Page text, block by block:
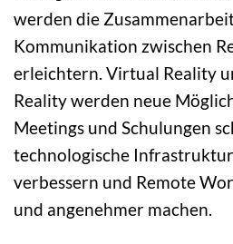
werden die
Kommunikation zwischen
erleichtern. Virtual Reality
Reality werden neue
Meetings und Schulungen
technologische
verbessern und Remote
und angenehmer machen.